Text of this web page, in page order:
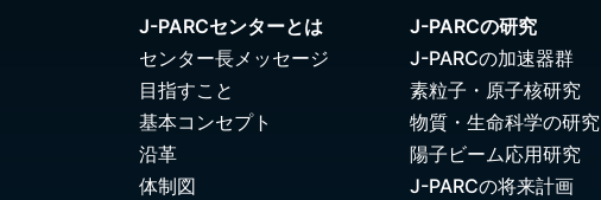
J-PARCセンターとは
センター長メッセージ
目指すこと
基本コンセプト
沿革
体制図
J-PARCの研究
J-PARCの加速器群
素粒子・原子核研究
物質・生命科学の研究
陽子ビーム応用研究
J-PARCの将来計画